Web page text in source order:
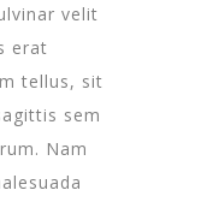
velit
erat
tellus, sit
sem
Nam